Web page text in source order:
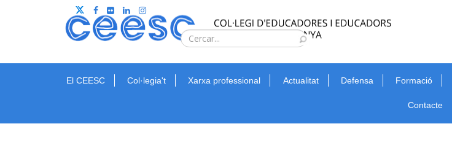
Type 2 or more characters for results.
Cerca
El CEESC Col·legia't Xarxa professional Actualitat Defensa Formació
Contacte